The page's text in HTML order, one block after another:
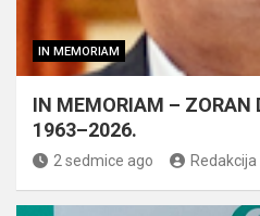
IN MEMORIAM
IN MEMORIAM – ZORAN
1963–2026.
2 sedmice ago Redakcija